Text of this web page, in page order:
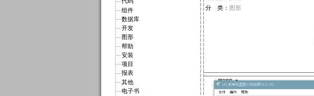
组件
数据库
开发
图形
帮助
安装
项目
报表
其他
电子书
分 类： 图形